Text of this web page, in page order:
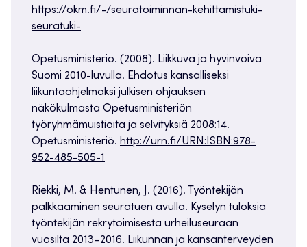
https://okm.fi/-/seuratoiminnan-kehittamistuki-
seuratuki-
Opetusministeriö. (2008). Liikkuva ja hyvinvoiva
Suomi 2010-luvulla. Ehdotus kansalliseksi
liikuntaohjelmaksi julkisen ohjauksen
näkökulmasta Opetusministeriön
työryhmämuistioita ja selvityksiä 2008:14.
Opetusministeriö. http://urn.fi/URN:ISBN:978-
952-485-505-1
Riekki, M. & Hentunen, J. (2016). Työntekijän
palkkaaminen seuratuen avulla. Kyselyn tuloksia
työntekijän rekrytoimisesta urheiluseuraan
vuosilta 2013–2016. Liikunnan ja kansanterveyden